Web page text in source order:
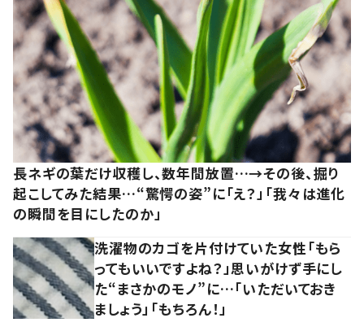
長ネギの葉だけ収穫し、数年間放置…→その後、掘り
起こしてみた結果…“驚愕の姿”に「え？」「我々は進化
の瞬間を目にしたのか」
洗濯物のカゴを片付けていた女性「もら
ってもいいですよね？」思いがけず手にし
た“まさかのモノ”に…「いただいておき
ましょう」「もちろん！」